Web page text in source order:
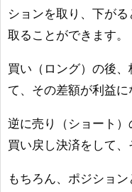
ションを取り、下が
取ることができます。
買い（ロング）の後
て、その差額が利益に
逆に売り（ショート）
買い戻し決済をして、
もちろん、ポジショ